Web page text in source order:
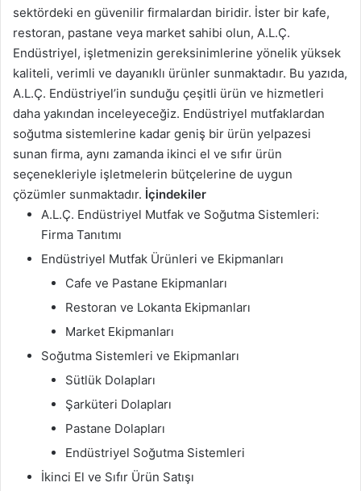
sektördeki en güvenilir firmalardan biridir. İster bir kafe,
restoran, pastane veya market sahibi olun, A.L.Ç.
Endüstriyel, işletmenizin gereksinimlerine yönelik yüksek
kaliteli, verimli ve dayanıklı ürünler sunmaktadır. Bu yazıda,
A.L.Ç. Endüstriyel’in sunduğu çeşitli ürün ve hizmetleri
daha yakından inceleyeceğiz. Endüstriyel mutfaklardan
soğutma sistemlerine kadar geniş bir ürün yelpazesi
sunan firma, aynı zamanda ikinci el ve sıfır ürün
seçenekleriyle işletmelerin bütçelerine de uygun
çözümler sunmaktadır. İçindekiler
A.L.Ç. Endüstriyel Mutfak ve Soğutma Sistemleri:
Firma Tanıtımı
Endüstriyel Mutfak Ürünleri ve Ekipmanları
Cafe ve Pastane Ekipmanları
Restoran ve Lokanta Ekipmanları
Market Ekipmanları
Soğutma Sistemleri ve Ekipmanları
Sütlük Dolapları
Şarküteri Dolapları
Pastane Dolapları
Endüstriyel Soğutma Sistemleri
İkinci El ve Sıfır Ürün Satışı